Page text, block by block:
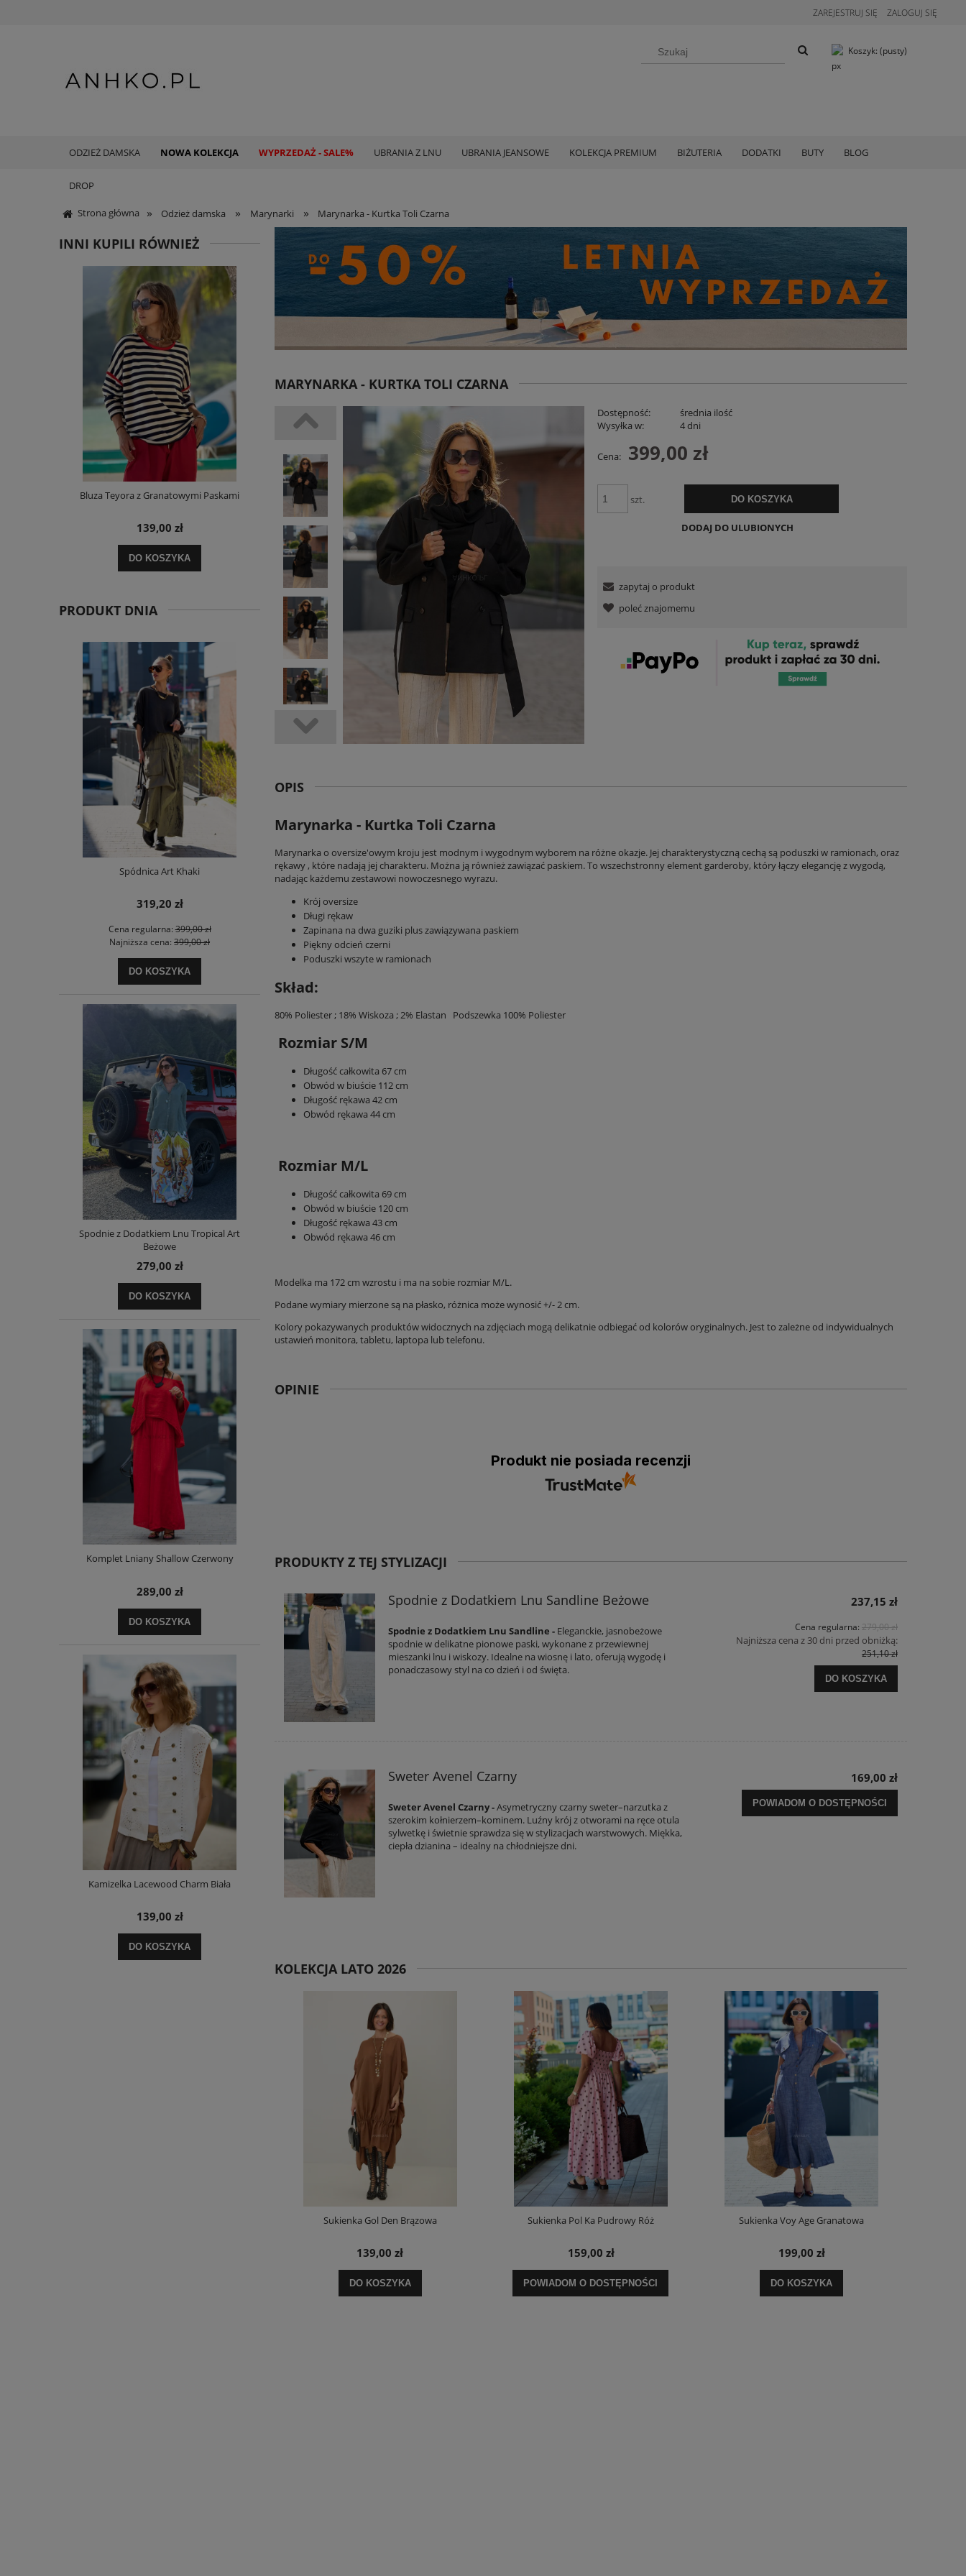
ZAREJESTRUJ SIĘ ZALOGUJ SIĘ
Koszyk: (pusty)
ODZIEŻ DAMSKA NOWA KOLEKCJA WYPRZEDAŻ - SALE% UBRANIA Z LNU UBRANIA JEANSOWE KOLEKCJA PREMIUM BIŻUTERIA DODATKI BUTY BLOG
DROP
Strona główna » Odzież damska » Marynarki » Marynarka - Kurtka Toli Czarna
INNI KUPILI RÓWNIEŻ
Bluza Teyora z Granatowymi Paskami
139,00 zł
DO KOSZYKA
Sukienka Lniana Charllote Bloom Taupe
199,00 zł
DO KOSZYKA
Spodnie RelaxFit Czerwone Lniana Bluzka Revista Biała
119,00 zł
PRODUKT DNIA
Spódnica Art Khaki
319,20 zł
Cena regularna:399,00 zł
Najniższa cena: 399,00 zł
DO KOSZYKA
Spodnie z Dodatkiem Lnu Tropical Art
Beżowe
279,00 zł
DO KOSZYKA
Komplet Lniany Shallow Czerwony
289,00 zł
DO KOSZYKA
Kamizelka Lacewood Charm Biała
139,00 zł
DO KOSZYKA
MARYNARKA - KURTKA TOLI CZARNA
Dostępność:
średnia ilość
Wysyłka w:
4 dni
Cena: 399,00 zł
szt. DO KOSZYKA
DODAJ DO ULUBIONYCH
zapytaj o produkt
poleć znajomemu
OPIS
Marynarka - Kurtka Toli Czarna
Marynarka o oversize'owym kroju jest modnym i wygodnym wyborem na różne okazje. Jej charakterystyczną cechą są poduszki w ramionach, oraz
rękawy , które nadają jej charakteru. Można ją również zawiązać paskiem. To wszechstronny element garderoby, który łączy elegancję z wygodą,
nadając każdemu zestawowi nowoczesnego wyrazu.
Krój oversize
Długi rękaw
Zapinana na dwa guziki plus zawiązywana paskiem
Piękny odcień czerni
Poduszki wszyte w ramionach
Skład:
80% Poliester ; 18% Wiskoza ; 2% Elastan Podszewka 100% Poliester
Rozmiar S/M
Długość całkowita 67 cm
Obwód w biuście 112 cm
Długość rękawa 42 cm
Obwód rękawa 44 cm
Rozmiar M/L
Długość całkowita 69 cm
Obwód w biuście 120 cm
Długość rękawa 43 cm
Obwód rękawa 46 cm
Modelka ma 172 cm wzrostu i ma na sobie rozmiar M/L.
Podane wymiary mierzone są na płasko, różnica może wynosić +/- 2 cm.
Kolory pokazywanych produktów widocznych na zdjęciach mogą delikatnie odbiegać od kolorów oryginalnych. Jest to zależne od indywidualnych
ustawień monitora, tabletu, laptopa lub telefonu.
OPINIE
Produkt nie posiada recenzji
PRODUKTY Z TEJ STYLIZACJI
Spodnie z Dodatkiem Lnu Sandline Beżowe
Spodnie z Dodatkiem Lnu Sandline - Eleganckie, jasnobeżowe
spodnie w delikatne pionowe paski, wykonane z przewiewnej
mieszanki lnu i wiskozy. Idealne na wiosnę i lato, oferują wygodę i
ponadczasowy styl na co dzień i od święta.
237,15 zł
Cena regularna: 279,00 zł
Najniższa cena z 30 dni przed obniżką:
251,10 zł
DO KOSZYKA
Sweter Avenel Czarny
Sweter Avenel Czarny -Asymetryczny czarny sweter–narzutka z
szerokim kołnierzem–kominem. Luźny krój z otworami na ręce otula
sylwetkę i świetnie sprawdza się w stylizacjach warstwowych. Miękka,
ciepła dzianina – idealny na chłodniejsze dni.
169,00 zł
POWIADOM O DOSTĘPNOŚCI
KOLEKCJA LATO 2026
Sukienka Gol Den Brązowa
139,00 zł
DO KOSZYKA
Sukienka Pol Ka Pudrowy Róż
159,00 zł
POWIADOM O DOSTĘPNOŚCI
Sukienka Voy Age Granatowa
199,00 zł
DO KOSZYKA